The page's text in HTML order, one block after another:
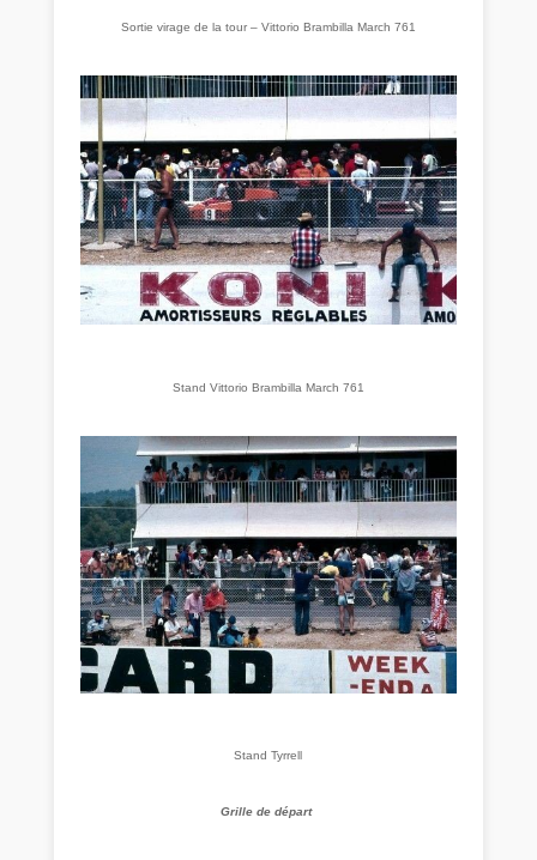
Sortie virage de la tour – Vittorio Brambilla March 761
Stand Vittorio Brambilla March 761
Stand Tyrrell
Grille de départ